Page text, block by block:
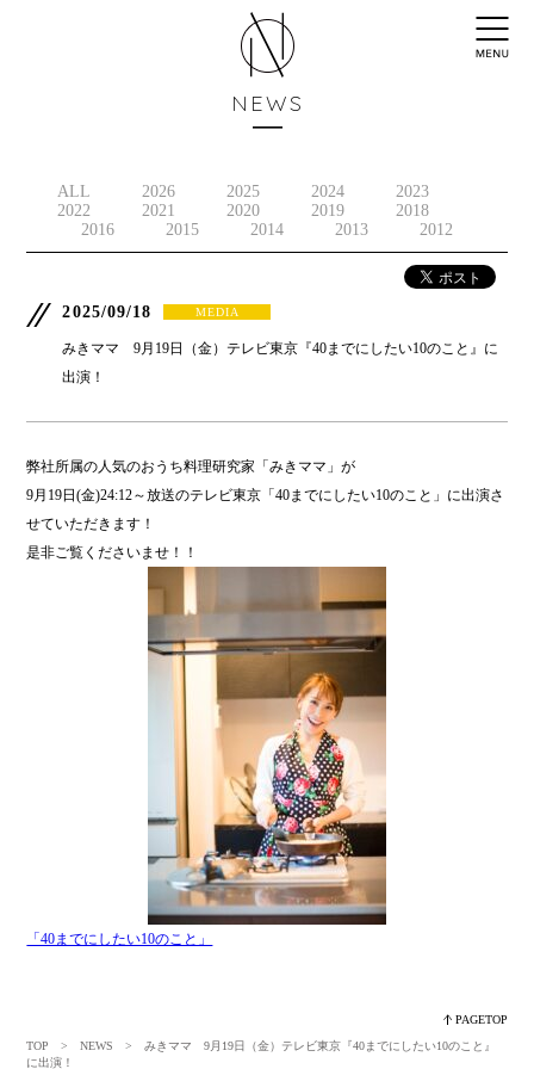
NEWS
ALL 2026 2025 2024
2023
2022
2021 2020 2019
2018
2016
2015 2014 2013 2012
2025/09/18 MEDIA
みきママ 9月19日（金）テレビ東京『40までにしたい10のこと』に
出演！
弊社所属の人気のおうち料理研究家「みきママ」が
9月19日(金)24:12～放送のテレビ東京「40までにしたい10のこと」に出演さ
せていただきます！
是非ご覧くださいませ！！
「40までにしたい10のこと」
PAGETOP
TOP
>NEWS
> みきママ 9月19日（金）テレビ東京『40までにしたい10のこと』
に出演！